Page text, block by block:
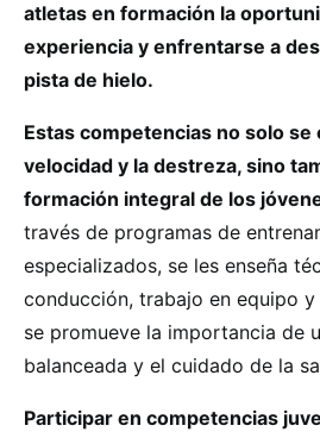
atletas en formación la
experiencia y enfrentarse a
pista de hielo.
Estas competencias no solo se
velocidad y la destreza, sino
formación integral de los
través de programas de
especializados, se les enseña
conducción, trabajo en equipo
se promueve la importancia de
balanceada y el cuidado de la
Participar en competencias